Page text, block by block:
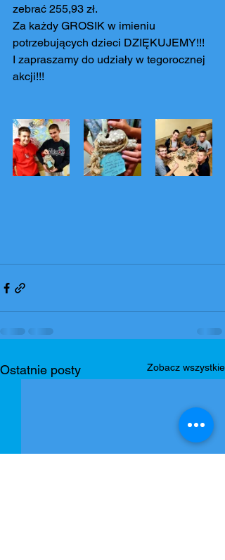
zebrać 255,93 zł.
Za każdy GROSIK w imieniu
potrzebujących dzieci DZIĘKUJEMY!!!
I zapraszamy do udziały w tegorocznej
akcji!!!
Ostatnie posty Zobacz wszystkie